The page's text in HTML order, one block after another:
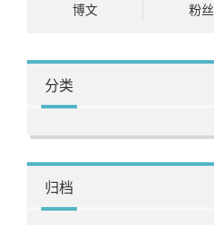
博文
粉丝
分类
归档